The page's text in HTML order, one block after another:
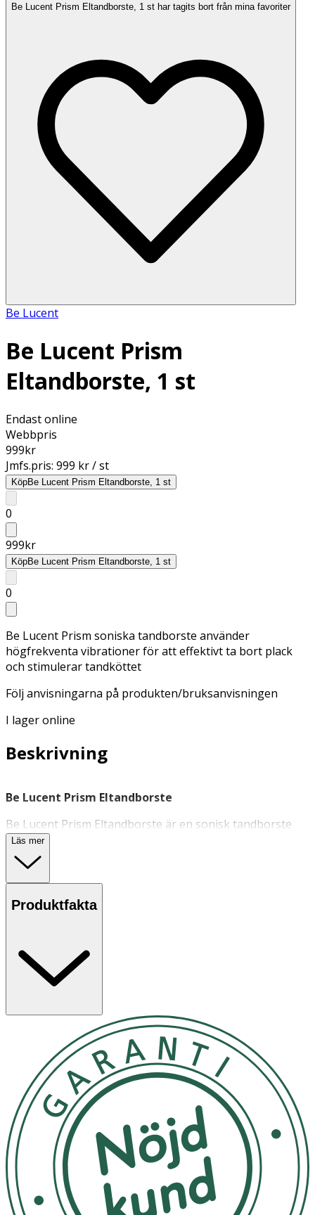
Be Lucent Prism Eltandborste, 1 st har tagits bort från mina favoriter
Be Lucent
Be Lucent Prism
Eltandborste, 1 st
Endast online
Webbpris
999kr
Jmfs.pris: 999 kr / st
KöpBe Lucent Prism Eltandborste, 1 st
0
999kr
KöpBe Lucent Prism Eltandborste, 1 st
0
Be Lucent Prism soniska tandborste använder
högfrekventa vibrationer för att effektivt ta bort plack
och stimulerar tandköttet
Följ anvisningarna på produkten/bruksanvisningen
I lager online
Beskrivning
Be Lucent Prism Eltandborste
Be Lucent Prism Eltandborste är en sonisk tandborste
som kombinerar modern teknik med smart design för en
optimal tandborstningsupplevelse. Med en intuitiv
trycksensor, högfrekventa vibrationer, automatiskt
start/stopp och en batteritid på upp till 60 dagar, blir
tandborstningen både effektiv och skonsam – varje dag.
stänger av när trycket släpps. På så vis hjälper Prism till
att skydda emalj och tandkött från överdrivet tryck. Den
inbyggda tvåminuterstimern guidar dig till rätt borsttid.
rengöra den under vatten eller till och med borsta
tänderna medan du duschar.
Förpackningen innehåller
- 1 st Prism eltandborste
- 2 st tandborsthuvuden (DuPont-borststrån, Ø 0,15 mm)
- 1 st trådlös laddningsstation med USB-C
- Manual och garanti
Användning
Läs mer
Produktfakta